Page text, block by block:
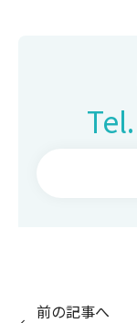
Tel.
前の記事へ